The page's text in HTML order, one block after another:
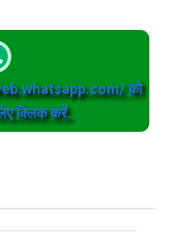
को
क्लिक करें.